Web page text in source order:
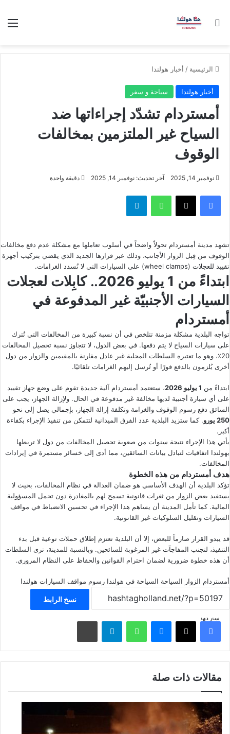
بحث عن
الرئيسية / أخبار هولندا
أخبار هولندا سياحة و سفر
أمستردام تشدّد إجراءاتها ضد
السياح غير الملتزمين بمخالفات
الوقوف
نوفمبر 14, 2025 آخر تحديث: نوفمبر 14, 2025 دقيقة واحدة
فيسبوك ‫X واتساب تيلقرام
تشهد مدينة أمستردام تحولاً واضحاً في أسلوب تعاملها مع مشكلة عدم دفع مخالفات
الوقوف من قِبل الزوار الأجانب، وذلك عبر قرارها الجديد الذي يقضي بتركيب أجهزة
تقييد للعجلات (wheel clamps) على السيارات التي لا تُسدد الغرامات.
ابتداءً من 1 يوليو 2026
.. كابِلات لعجلات
السيارات الأجنبيّة غير المدفوعة في
أمستردام
تواجه البلدية مشكلة مزمنة تتلخص في أن نسبة كبيرة من المخالفات التي تُترك
على سيارات السياح لا يتم دفعها. في بعض الدول، لا تتجاوز نسبة تحصيل المخالفات
20٪، وهو ما تعتبره السلطات المحلية غير عادل مقارنة بالمقيمين والزوار من دول
أخرى يُلزمون بالدفع فورًا أو تُرسل إليهم الغرامات تلقائيًا.
ابتداءً من 1 يوليو 2026
، ستعتمد أمستردام آلية جديدة تقوم على وضع جهاز تقييد
على أي سيارة أجنبية لديها مخالفة غير مدفوعة في الحال. ولإزالة الجهاز، يجب على
السائق دفع رسوم الوقوف والغرامة وتكلفة إزالة الجهاز، بإجمالي يصل إلى نحو
250 يورو
. كما ستزيد البلدية عدد الفرق الميدانية لتتمكن من تنفيذ الإجراء بكفاءة
أكبر.
يأتي هذا الإجراء نتيجة سنوات من صعوبة تحصيل المخالفات من دول لا تربطها
بهولندا اتفاقيات لتبادل بيانات السائقين، مما أدى إلى خسائر مستمرة في إيرادات
المخالفات.
هدف أمستردام من هذه الخطوة
تؤكد البلدية أن الهدف الأساسي هو ضمان العدالة في نظام المخالفات، بحيث لا
يستفيد بعض الزوار من ثغرات قانونية تسمح لهم بالمغادرة دون تحمل المسؤولية
المالية. كما تأمل المدينة أن يساهم هذا الإجراء في تحسين الانضباط في مواقف
السيارات وتقليل السلوكيات غير القانونية.
قد يبدو القرار صارماً للبعض، إلا أن البلدية تعتزم إطلاق حملات توعية قبل بدء
التنفيذ، لتجنب المفاجآت غير المرغوبة للسائحين. وبالنسبة للمدينة، ترى السلطات
أن هذه خطوة ضرورية لضمان احترام القوانين والحفاظ على النظام المروري.
أمستردام الزوار السياحة السياحة في هولندا رسوم مواقف السيارات هولندا
نسخ الرابط
شاركهافيسبوك ‫X ماسنجر واتساب تيلقرام مشاركة عبر البريد
مقالات ذات صلة